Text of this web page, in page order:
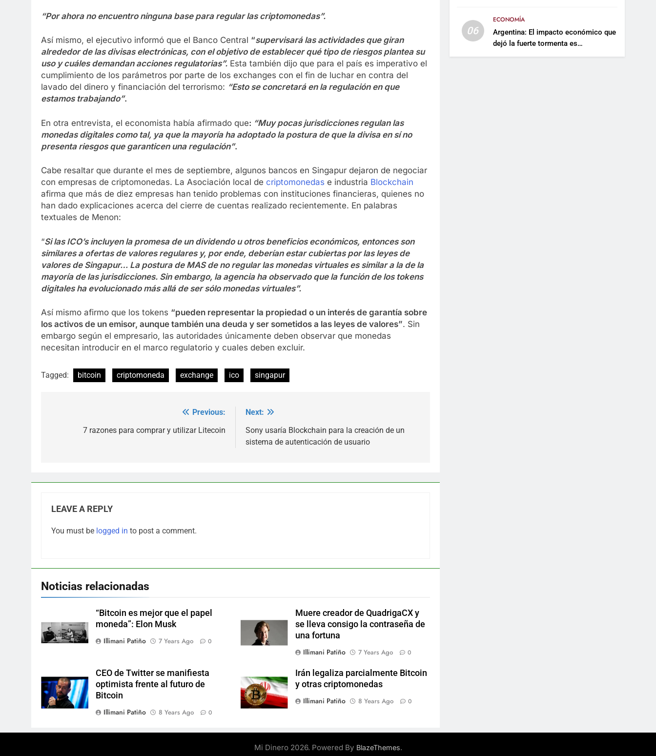
“Por ahora no encuentro ninguna base para regular las criptomonedas”.
Así mismo, el ejecutivo informó que el Banco Central “supervisará las actividades que giran
alrededor de las divisas electrónicas, con el objetivo de establecer qué tipo de riesgos plantea su
uso y cuáles demandan acciones regulatorias”. Esta también dijo que para el país es imperativo el
cumplimiento de los parámetros por parte de los exchanges con el fin de luchar en contra del
lavado del dinero y financiación del terrorismo: “Esto se concretará en la regulación en que
estamos trabajando”.
En otra entrevista, el economista había afirmado que: “Muy pocas jurisdicciones regulan las
monedas digitales como tal, ya que la mayoría ha adoptado la postura de que la divisa en sí no
presenta riesgos que garanticen una regulación”.
Cabe resaltar que durante el mes de septiembre, algunos bancos en Singapur dejaron de negociar
con empresas de criptomonedas. La Asociación local de criptomonedas e industria Blockchain
afirma que más de diez empresas han tenido problemas con instituciones financieras, quienes no
han dado explicaciones acerca del cierre de cuentas realizado recientemente. En palabras
textuales de Menon:
“Si las ICO’s incluyen la promesa de un dividendo u otros beneficios económicos, entonces son
similares a ofertas de valores regulares y, por ende, deberían estar cubiertas por las leyes de
valores de Singapur… La postura de MAS de no regular las monedas virtuales es similar a la de la
mayoría de las jurisdicciones. Sin embargo, la agencia ha observado que la función de los tokens
digitales ha evolucionado más allá de ser sólo monedas virtuales”.
Así mismo afirmo que los tokens “pueden representar la propiedad o un interés de garantía sobre
los activos de un emisor, aunque también una deuda y ser sometidos a las leyes de valores”. Sin
embargo según el empresario, las autoridades únicamente deben observar que monedas
necesitan introducir en el marco regulatorio y cuales deben excluir.
Tagged: bitcoin criptomoneda exchange ico singapur
navigation
Previous:
7 razones para comprar y utilizar Litecoin
Next:
Sony usaría Blockchain para la creación de un
sistema de autenticación de usuario
LEAVE A REPLY
You must be logged in to post a comment.
Noticias relacionadas
“Bitcoin es mejor que el papel
moneda”: Elon Musk
Illimani Patiño
7 Years Ago 0
Muere creador de QuadrigaCX y
se lleva consigo la contraseña de
una fortuna
Illimani Patiño
7 Years Ago 0
CEO de Twitter se manifiesta
optimista frente al futuro de
Bitcoin
Illimani Patiño
8 Years Ago 0
Irán legaliza parcialmente Bitcoin
y otras criptomonedas
Illimani Patiño
8 Years Ago 0
06
ECONOMÍA
Argentina: El impacto económico que
dejó la fuerte tormenta es
incalculable
Mi Dinero 2026. Powered By BlazeThemes.